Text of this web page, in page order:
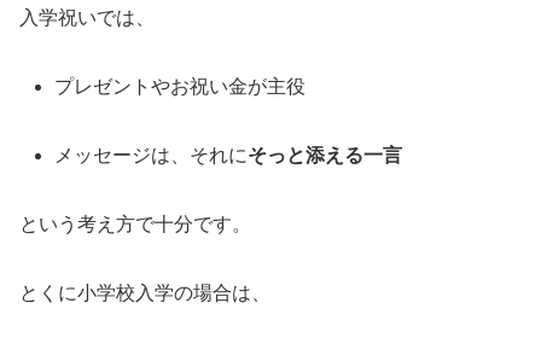
入学祝いでは、
プレゼントやお祝い金が主役
メッセージは、それにそっと添える一言
という考え方で十分です。
とくに小学校入学の場合は、